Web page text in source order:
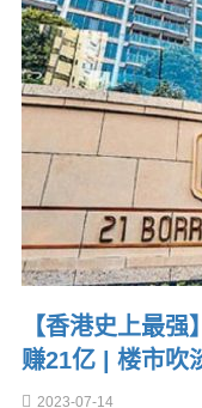
【香港史上最
赚21亿 | 楼市吹
2023-07-14